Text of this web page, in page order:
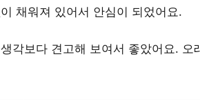
채워져 있어서 안심이 되었어요.
각보다 견고해 보여서 좋았어요. 오